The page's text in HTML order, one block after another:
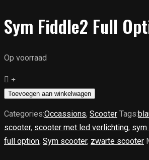
Sym Fiddle2 Full
Op voorraad
Sym
Fiddle2
2020
|
Km
Toevoegen aan winkelwagen
Categories:Occassions, Scooter Tags:
scooter, scooter met led verlichting, sym
full option, Sym scooter, zwarte scooter